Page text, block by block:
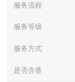
服务流程
服务等级
服务方式
是否含香